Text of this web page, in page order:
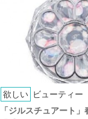
欲しい ビューティー
「ジルスチュアート